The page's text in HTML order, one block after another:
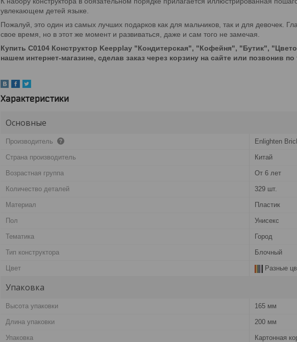
увлекающем детей языке.
Пожалуй, это один из самых лучших подарков как для мальчиков, так и для девочек.
свое время, но в этот же момент и развиваться, даже и сам того не замечая.
Купить C0104 Конструктор Keepplay "Кондитерская", "Кофейня", "Бутик",
нашем интернет-магазине, сделав заказ через корзину на сайте или позвонив
Характеристики
Основные
Производитель Enlighten
Страна производитель Китай
Возрастная группа От 6 лет
Количество деталей 329 шт.
Материал Пластик
Пол Унисекс
Тематика Город
Тип конструктора Блочный
Цвет Разные
Упаковка
Высота упаковки 165 мм
Длина упаковки 200 мм
Упаковка Картонная